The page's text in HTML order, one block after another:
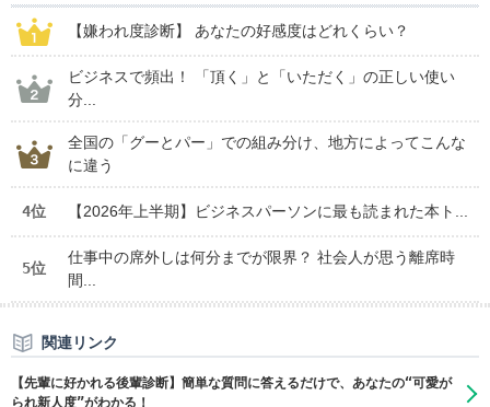
【嫌われ度診断】 あなたの好感度はどれくらい？
ビジネスで頻出！ 「頂く」と「いただく」の正しい使い
分...
全国の「グーとパー」での組み分け、地方によってこんな
に違う
4位 【2026年上半期】ビジネスパーソンに最も読まれた本ト...
5位
仕事中の席外しは何分までが限界？ 社会人が思う離席時
間...
関連リンク
【先輩に好かれる後輩診断】簡単な質問に答えるだけで、あなたの“可愛が
られ新人度”がわかる！